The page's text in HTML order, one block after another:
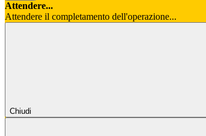
Attendere...
Attendere il completamento dell'operazione...
Chiudi